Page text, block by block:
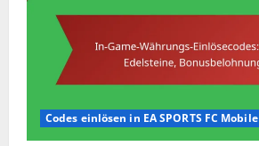
Codes einlösen in EA SPORTS FC Mobile